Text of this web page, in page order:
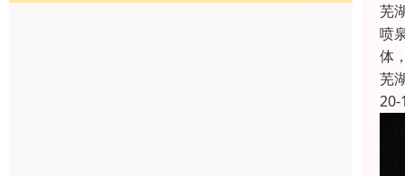
芜
喷
体
芜
20-